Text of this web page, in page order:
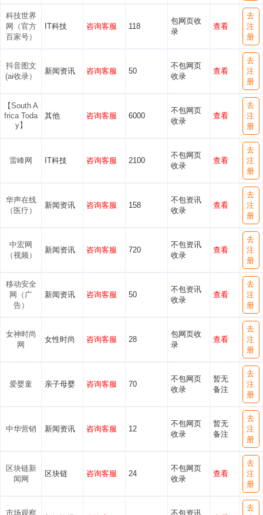
科技世界
网（官方
百家号）
IT科技 咨询客服 118
包网页收
录
查看
去
注
册
抖音图文
(ai收录）
新闻资讯 咨询客服 50
不包网页
收录
查看
去
注
册
【South A
frica Toda
y】
其他 咨询客服 6000
不包网页
收录
查看
去
注
册
雷峰网 IT科技 咨询客服 2100
不包网页
收录
查看
去
注
册
华声在线
（医疗）
新闻资讯 咨询客服 158
不包资讯
收录
查看
去
注
册
中宏网
（视频）
新闻资讯 咨询客服 720
不包资讯
收录
查看
去
注
册
移动安全
网（广
告）
新闻资讯 咨询客服 50
不包资讯
收录
查看
去
注
册
女神时尚
网
女性时尚 咨询客服 28
包网页收
录
查看
去
注
册
爱婴童 亲子母婴 咨询客服 70
不包网页
收录
暂无
备注
去
注
册
中华营销 新闻资讯 咨询客服 12
不包网页
收录
暂无
备注
去
注
册
区块链新
闻网
区块链 咨询客服 24
不包网页
收录
查看
去
注
册
市场观察
不包资讯
去